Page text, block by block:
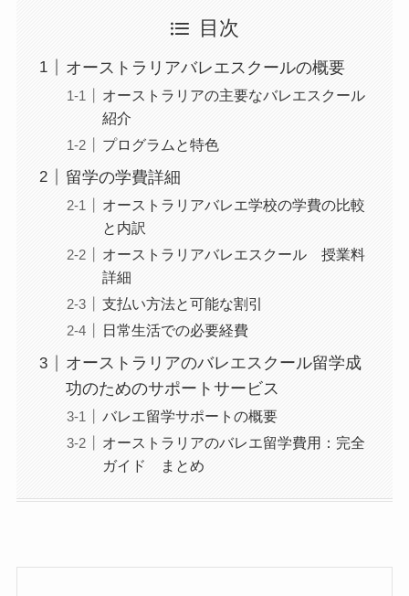
目次
オーストラリアバレエスクールの概要
オーストラリアの主要なバレエスクール
紹介
プログラムと特色
留学の学費詳細
オーストラリアバレエ学校の学費の比較
と内訳
オーストラリアバレエスクール 授業料
詳細
支払い方法と可能な割引
日常生活での必要経費
オーストラリアのバレエスクール留学成
功のためのサポートサービス
バレエ留学サポートの概要
オーストラリアのバレエ留学費用：完全
ガイド まとめ